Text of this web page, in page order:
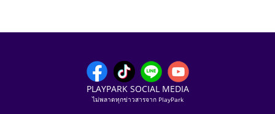
PLAYPARK SOCIAL MEDIA
ไม่พลาดทุกข่าวสารจาก PlayPark